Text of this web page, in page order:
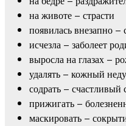
на животе – страсти
появилась внезапно –
исчезла – заболеет
выросла на глазах –
удалять – кожный
содрать – счастливый
прижигать –
маскировать –